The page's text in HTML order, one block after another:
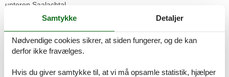
unteren Saalachtal.
Unser Bauernhof befindet sich in ruhiger Alleinlage zwischen
Wiesen und Wäldern - fernab vom Stress und Hektik des Alltags.
Getreu unseres Mottos Mit der Natur - für die Natur können Sie hier
bei uns am Hof erleben, was es heißt im Einklang mit Mensch, Tier
und Natur zu leben. Sie können unseren Bauernhof Alltag hautnah
Groß und Klein machen.
Samtykke Detaljer
Nødvendige cookies sikrer, at siden fungerer, og de kan
derfor ikke fravælges.
Hvis du giver samtykke til, at vi må opsamle statistik, hjælper